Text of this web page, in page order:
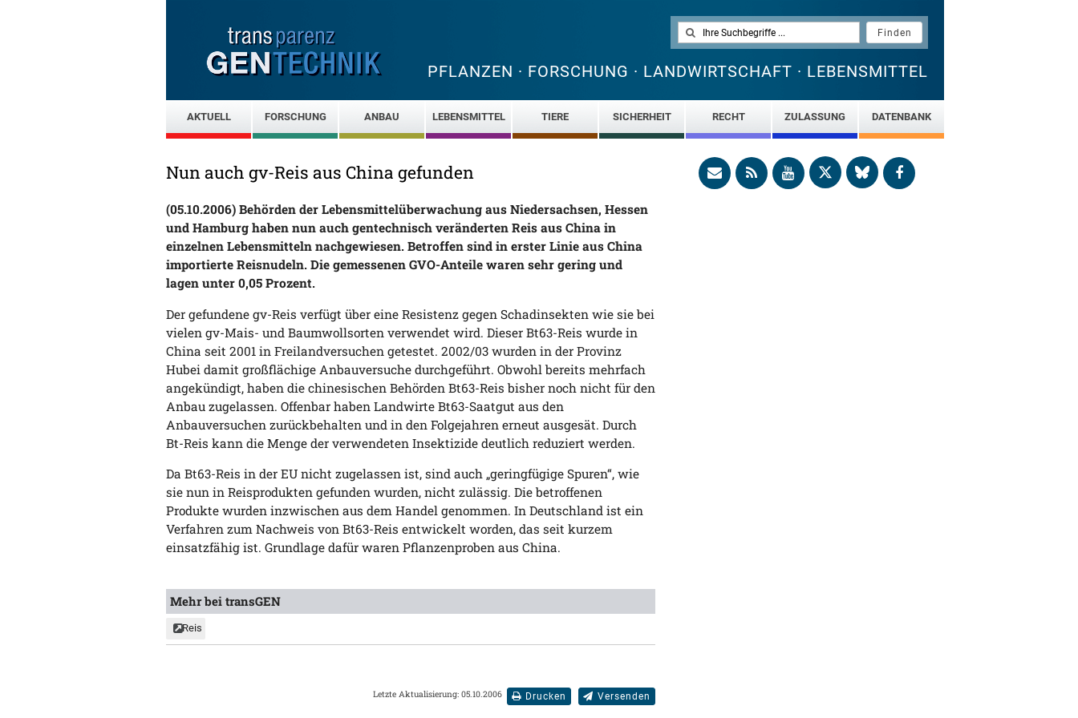
PFLANZEN · FORSCHUNG · LANDWIRTSCHAFT · LEBENSMITTEL
AKTUELL FORSCHUNG ANBAU LEBENSMITTEL TIERE SICHERHEIT RECHT ZULASSUNG DATENBANK
Nun auch gv-Reis aus China gefunden
(05.10.2006) Behörden der Lebensmittelüberwachung aus Niedersachsen, Hessen
und Hamburg haben nun auch gentechnisch veränderten Reis aus China in
einzelnen Lebensmitteln nachgewiesen. Betroffen sind in erster Linie aus China
importierte Reisnudeln. Die gemessenen GVO-Anteile waren sehr gering und
lagen unter 0,05 Prozent.
Der gefundene gv-Reis verfügt über eine Resistenz gegen Schadinsekten wie sie bei
vielen gv-Mais- und Baumwollsorten verwendet wird. Dieser Bt63-Reis wurde in
China seit 2001 in Freilandversuchen getestet. 2002/03 wurden in der Provinz
Hubei damit großflächige Anbauversuche durchgeführt. Obwohl bereits mehrfach
angekündigt, haben die chinesischen Behörden Bt63-Reis bisher noch nicht für den
Anbau zugelassen. Offenbar haben Landwirte Bt63-Saatgut aus den
Anbauversuchen zurückbehalten und in den Folgejahren erneut ausgesät. Durch
Bt-Reis kann die Menge der verwendeten Insektizide deutlich reduziert werden.
Da Bt63-Reis in der EU nicht zugelassen ist, sind auch „geringfügige Spuren“, wie
sie nun in Reisprodukten gefunden wurden, nicht zulässig. Die betroffenen
Produkte wurden inzwischen aus dem Handel genommen. In Deutschland ist ein
Verfahren zum Nachweis von Bt63-Reis entwickelt worden, das seit kurzem
einsatzfähig ist. Grundlage dafür waren Pflanzenproben aus China.
Mehr bei transGEN
Reis
Drucken Versenden
Letzte Aktualisierung: 05.10.2006